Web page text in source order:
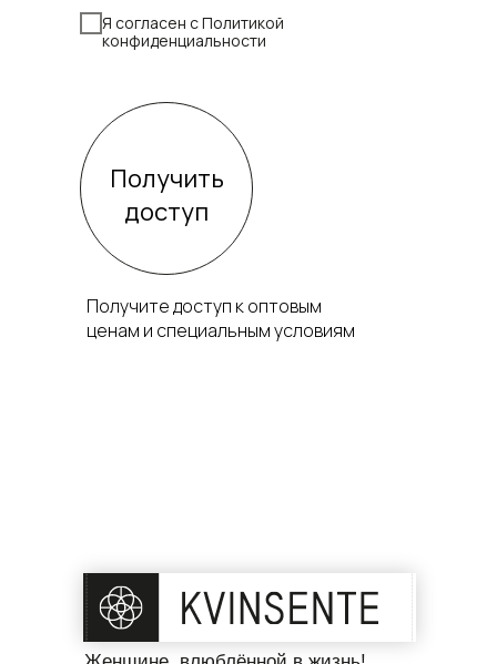
Получить
доступ
Я согласен с Политикой
конфиденциальности
Получите доступ к оптовым
ценам и специальным условиям